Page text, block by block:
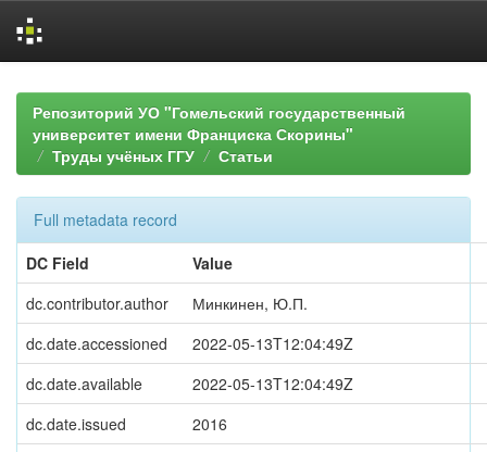
navigationРепозиторий УО "Гомельский государственный
университет имени Франциска Скорины"
Труды учёных ГГУ
Статьи
Full metadata record
DC Field
Value
dc.contributor.author
Минкинен, Ю.П.
dc.date.accessioned
2022-05-13T12:04:49Z
dc.date.available
2022-05-13T12:04:49Z
dc.date.issued
2016